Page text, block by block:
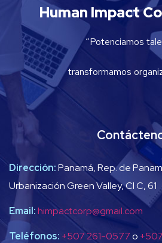
Human Impact
“Potenciamos
transformamos
Dirección:Panamá, Rep. de
Urbanización Green Valley, Cl C, 61
Email:himpactcorp@gmail.com
Teléfonos: +507 261-0577o